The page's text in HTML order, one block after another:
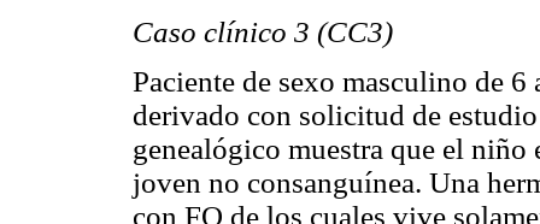
Caso clínico 3 (CC3)
Paciente de sexo masculino de
derivado con solicitud de
genealógico muestra que el niño
joven no consanguínea. Una
con FQ de los cuales vive